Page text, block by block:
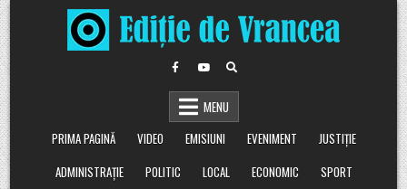
Skip
to
content
MENU
PRIMA PAGINĂ
VIDEO EMISIUNI EVENIMENT
JUSTIȚIE
ADMINISTRAȚIE
POLITIC LOCAL ECONOMIC
SPORT